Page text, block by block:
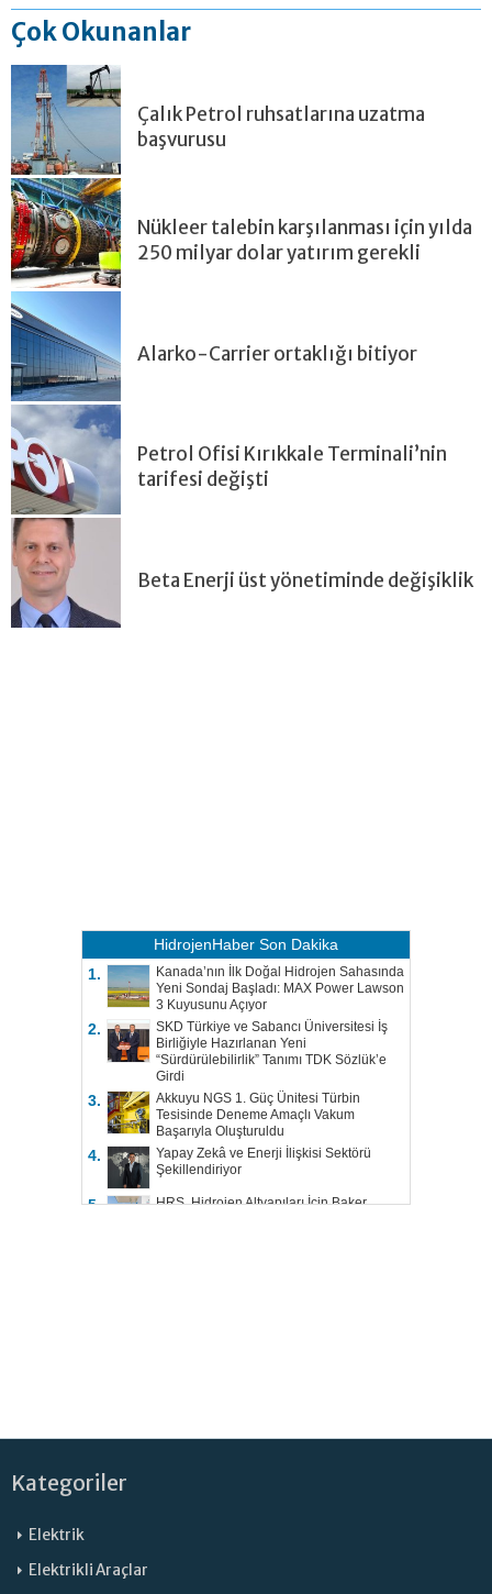
Çok Okunanlar
Çalık Petrol ruhsatlarına uzatma
başvurusu
Nükleer talebin karşılanması için yılda
250 milyar dolar yatırım gerekli
Alarko-Carrier ortaklığı bitiyor
Petrol Ofisi Kırıkkale Terminali’nin
tarifesi değişti
Beta Enerji üst yönetiminde değişiklik
HidrojenHaber Son Dakika
1.
Kanada’nın İlk Doğal Hidrojen Sahasında
Yeni Sondaj Başladı: MAX Power Lawson
3 Kuyusunu Açıyor
2.
SKD Türkiye ve Sabancı Üniversitesi İş
Birliğiyle Hazırlanan Yeni
“Sürdürülebilirlik” Tanımı TDK Sözlük’e
Girdi
3.
Akkuyu NGS 1. Güç Ünitesi Türbin
Tesisinde Deneme Amaçlı Vakum
Başarıyla Oluşturuldu
4.
Yapay Zekâ ve Enerji İlişkisi Sektörü
Şekillendiriyor
5.
HRS, Hidrojen Altyapıları İçin Baker
Kategoriler
Elektrik
Elektrikli Araçlar